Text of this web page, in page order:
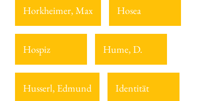
Horkheimer, Max Hosea
Hospiz Hume, D.
Husserl, Edmund Identität